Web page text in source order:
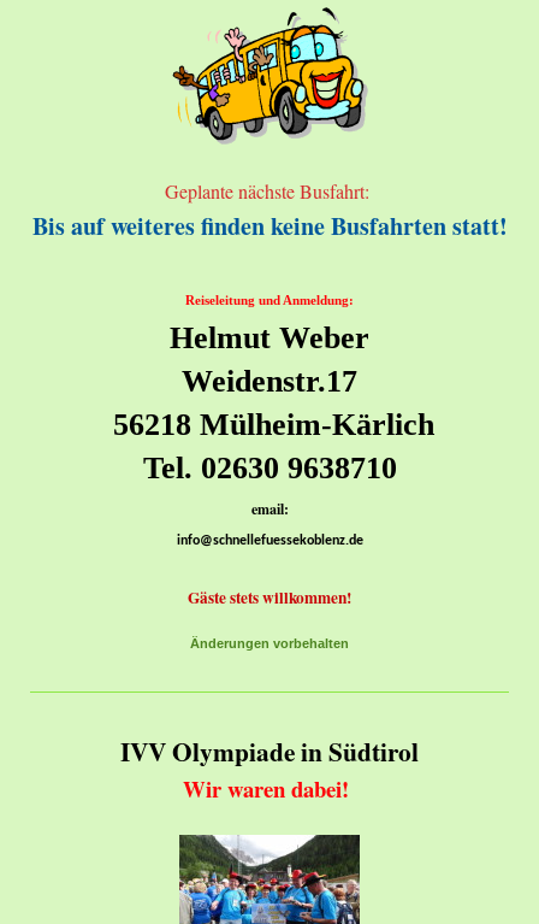
Geplante nächste Busfahrt:
Bis auf weiteres finden keine Busfahrten statt!
Reiseleitung und Anmeldung:
Helmut Weber
Weidenstr.17
56218 Mülheim-Kärlich
Tel. 02630 9638710
email:
info@schnellefuessekoblenz.de
Gäste stets willkommen!
Änderungen vorbehalten
IVV Olympiade in Südtirol
Wir waren dabei!